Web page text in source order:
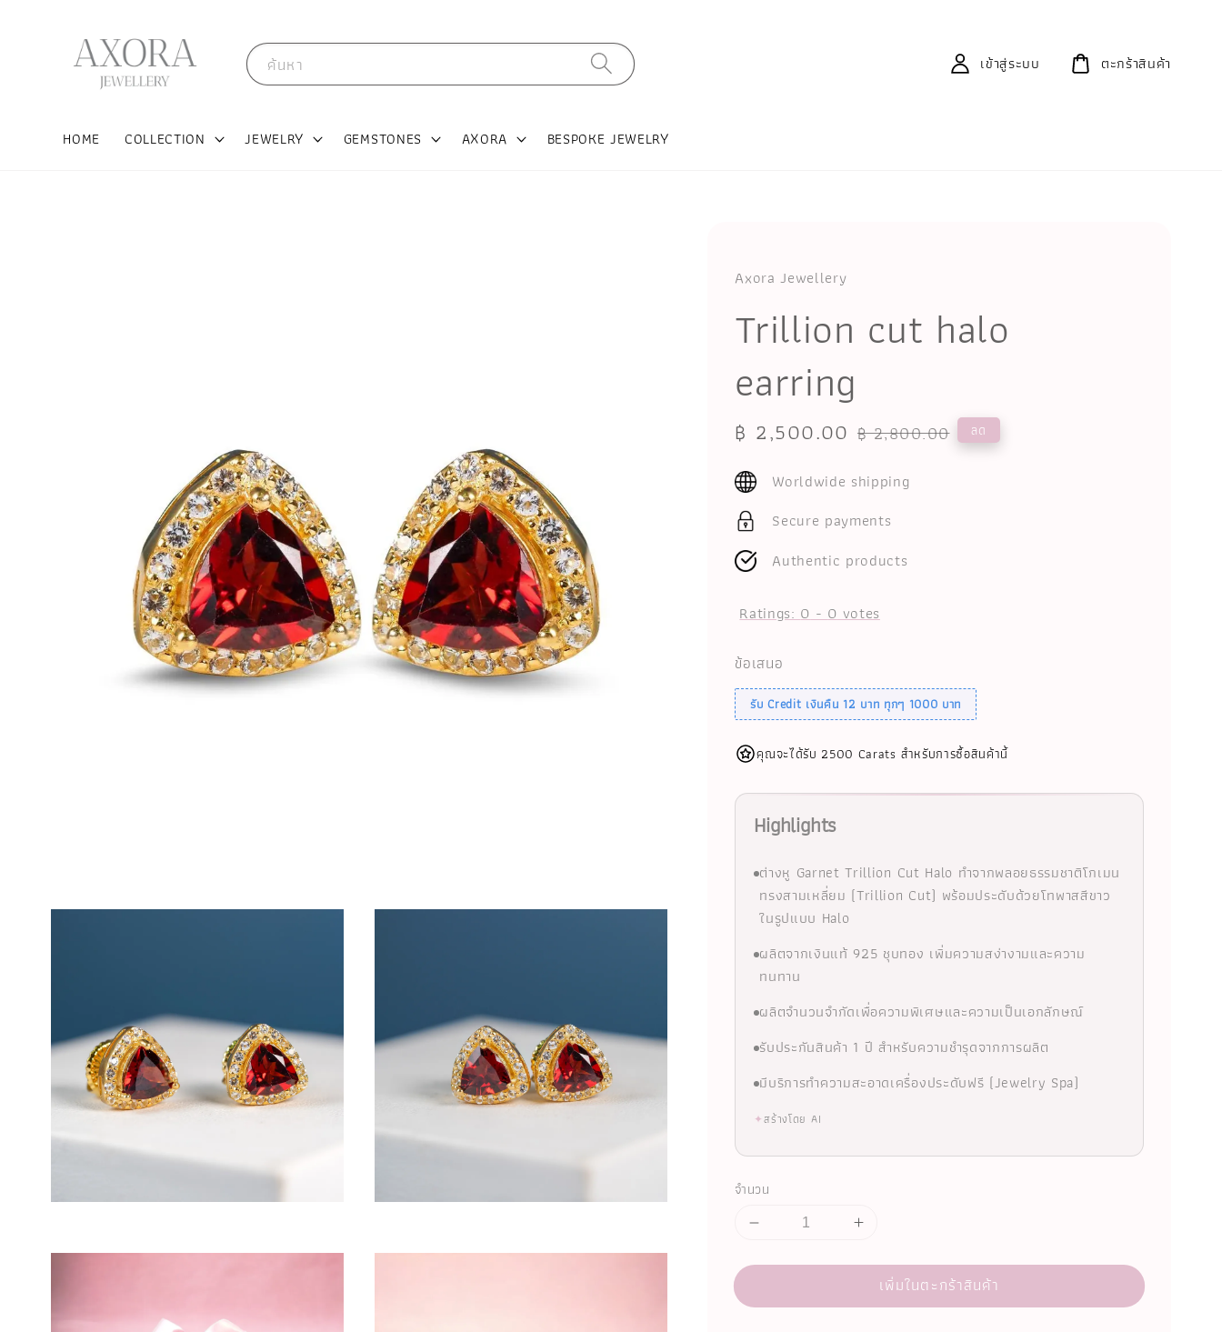
ค้นหา
HOME COLLECTION JEWELRY GEMSTONES AXORA BESPOKE JEWELRY
เข้าสู่ระบบ ตะกร้าสินค้า
Axora Jewellery
Trillion cut halo
earring
Sale
price
฿ 2,500.00 Regular
฿ 2,800.00 ลด
Worldwide shipping
Secure payments
Authentic products
Ratings:0-0votes
ข้อเสนอ
รับ Credit เงินคืน 12 บาท ทุกๆ 1000 บาท
คุณจะได้รับ 2500 Carats สำหรับการซื้อสินค้านี้
Highlights
ต่างหู Garnet Trillion Cut Halo ทำจากพลอยธรรมชาติโกเมน
ทรงสามเหลี่ยม (Trillion Cut) พร้อมประดับด้วยโทพาสสีขาว
ในรูปแบบ Halo
ผลิตจากเงินแท้ 925 ชุบทอง เพิ่มความสง่างามและความ
ทนทาน
ผลิตจำนวนจำกัดเพื่อความพิเศษและความเป็นเอกลักษณ์
รับประกันสินค้า 1 ปี สำหรับความชำรุดจากการผลิต
มีบริการทำความสะอาดเครื่องประดับฟรี (Jewelry Spa)
✦สร้างโดย AI
จำนวน
เพิ่มในตะกร้าสินค้า